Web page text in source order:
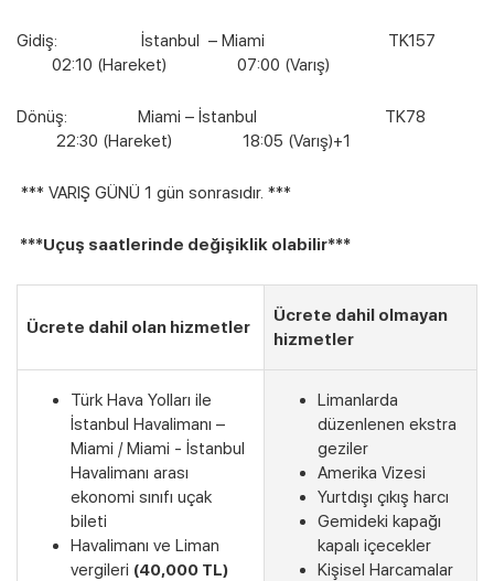
Gidiş: İstanbul – Miami TK157
02:10 (Hareket) 07:00 (Varış)
Dönüş: Miami – İstanbul TK78
22:30 (Hareket) 18:05 (Varış)+1
*** VARIŞ GÜNÜ 1 gün sonrasıdır. ***
***Uçuş saatlerinde değişiklik olabilir***
Ücrete dahil olan hizmetler
Ücrete dahil olmayan
hizmetler
Türk Hava Yolları ile
İstanbul Havalimanı –
Miami / Miami - İstanbul
Havalimanı arası
ekonomi sınıfı uçak
bileti
Havalimanı ve Liman
vergileri (40,000 TL)
Limanlarda
düzenlenen ekstra
geziler
Amerika Vizesi
Yurtdışı çıkış harcı
Gemideki kapağı
kapalı içecekler
Kişisel Harcamalar